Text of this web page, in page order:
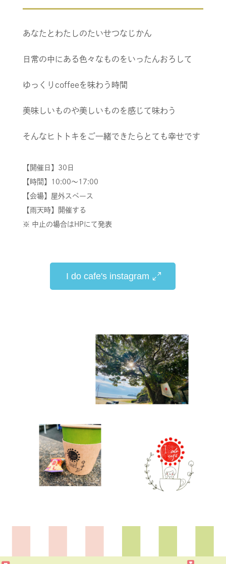
あなたとわたしのたいせつなじかん
日常の中にある色々なものをいったんおろして
ゆっくり coffeeを味わう時間
美味しいものや美しいものを感じて味わう
そんなヒトトキをご一緒できたらとても幸せです
【開催日】30 日
【時間】10:00～17:00
【会場】屋外スペース
【雨天時】開催する
※ 中止の場合はHPにて発表
I do cafe's instagram